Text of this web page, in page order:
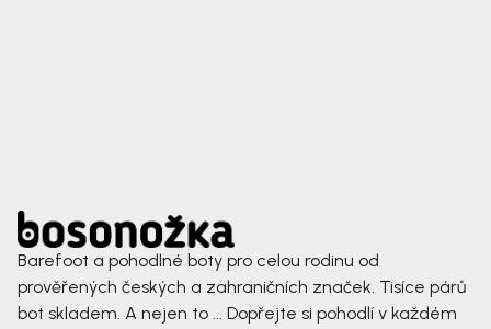
Barefoot a pohodlné boty pro celou rodinu od
prověřených českých a zahraničních značek. Tisíce párů
bot skladem. A nejen to ... Dopřejte si pohodlí v každém